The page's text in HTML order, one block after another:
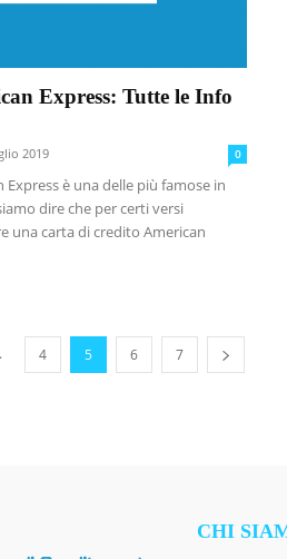
Express: Tutte le Info
2019 0
Express è una delle più famose in
dire che per certi versi
una carta di credito American
4 5 6 7
CHI